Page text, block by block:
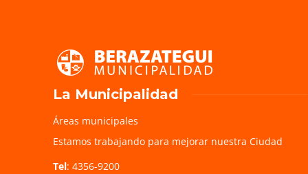
La Municipalidad
Áreas municipales
Estamos trabajando para mejorar nuestra Ciudad
Tel: 4356-9200